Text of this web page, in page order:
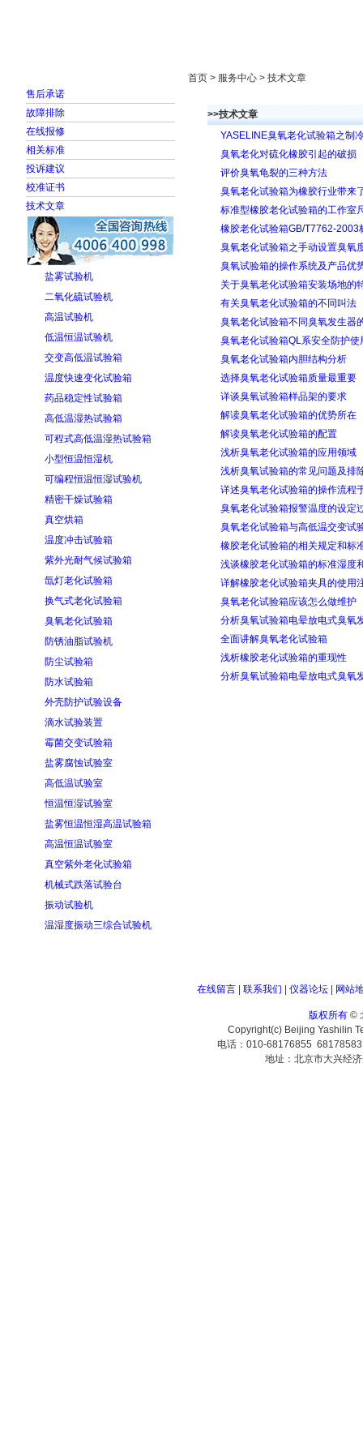
售后承诺
故障排除
在线报修
相关标准
投诉建议
校准证书
技术文章
盐雾试验机
二氧化硫试验机
高温试验机
低温恒温试验机
交变高低温试验箱
温度快速变化试验箱
药品稳定性试验箱
高低温湿热试验箱
可程式高低温湿热试验箱
小型恒温恒湿机
可编程恒温恒湿试验机
精密干燥试验箱
真空烘箱
温度冲击试验箱
紫外光耐气候试验箱
氙灯老化试验箱
换气式老化试验箱
臭氧老化试验箱
防锈油脂试验机
防尘试验箱
防水试验箱
外壳防护试验设备
滴水试验装置
霉菌交变试验箱
盐雾腐蚀试验室
高低温试验室
恒温恒湿试验室
盐雾恒温恒湿高温试验箱
高温恒温试验室
真空紫外老化试验箱
机械式跌落试验台
振动试验机
温湿度振动三综合试验机
首页 > 服务中心 > 技术文章
>>技术文章
YASELINE臭氧老化试验箱之制
臭氧老化对硫化橡胶引起的破损
评价臭氧龟裂的三种方法
臭氧老化试验箱为橡胶行业带来
标准型橡胶老化试验箱的工作室
橡胶老化试验箱GB/T7762-2003
臭氧老化试验箱之手动设置臭氧
臭氧试验箱的操作系统及产品优
关于臭氧老化试验箱安装场地的
有关臭氧老化试验箱的不同叫法
臭氧老化试验箱不同臭氧发生器
臭氧老化试验箱QL系安全防护使
臭氧老化试验箱内胆结构分析
选择臭氧老化试验箱质量最重要
详谈臭氧试验箱样品架的要求
解读臭氧老化试验箱的优势所在
解读臭氧老化试验箱的配置
浅析臭氧老化试验箱的应用领域
浅析臭氧试验箱的常见问题及排
详述臭氧老化试验箱的操作流程
臭氧老化试验箱报警温度的设定
臭氧老化试验箱与高低温交变试
橡胶老化试验箱的相关规定和标
浅谈橡胶老化试验箱的标准湿度
详解橡胶老化试验箱夹具的使用
臭氧老化试验箱应该怎么做维护
分析臭氧试验箱电晕放电式臭氧
全面讲解臭氧老化试验箱
浅析橡胶老化试验箱的重现性
分析臭氧试验箱电晕放电式臭氧
在线留言| 联系我们 仪器论坛| 网站
版权所有©
Copyright(c) Beijing Yashilin
电话：010-68176855
地址：北京市大兴经